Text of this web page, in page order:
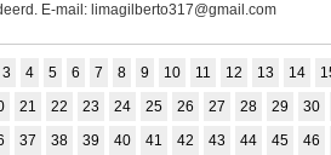
E-mail: limagilberto317@gmail.com
3 4 5 6 7 8 9 10 11 12 13 14
21 22 23 24 25 26 27 28 29
30
37 38 39 40 41 42 43 44 45
46